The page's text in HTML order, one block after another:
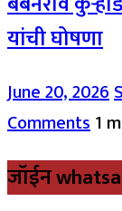
यांची घोषणा
June 20, 2026
Comments1
जॉईन